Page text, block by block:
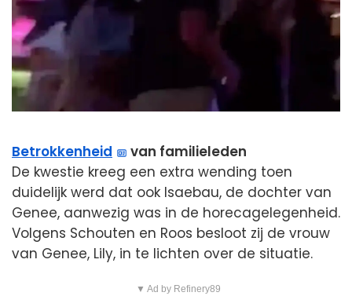
Betrokkenheid
van familieleden
De kwestie kreeg een extra wending toen
duidelijk werd dat ook Isaebau, de dochter van
Genee, aanwezig was in de horecagelegenheid.
Volgens Schouten en Roos besloot zij de vrouw
van Genee, Lily, in te lichten over de situatie.
▼ Ad by Refinery89